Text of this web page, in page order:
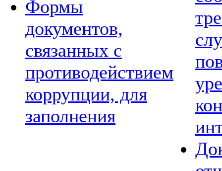
Формы
документов,
связанных с
противодействием
коррупции, для
заполнения